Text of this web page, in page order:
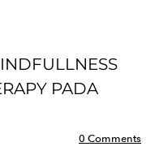
PADA
0 Comments